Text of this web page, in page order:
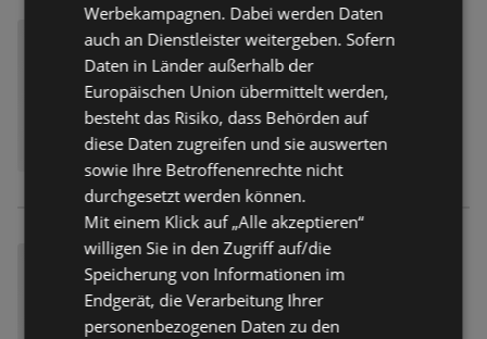
Werbekampagnen. Dabei werden Daten
auch an Dienstleister weitergeben. Sofern
Daten in Länder außerhalb der
Europäischen Union übermittelt werden,
besteht das Risiko, dass Behörden auf
diese Daten zugreifen und sie auswerten
sowie Ihre Betroffenenrechte nicht
durchgesetzt werden können.
Mit einem Klick auf „Alle akzeptieren“
willigen Sie in den Zugriff auf/die
Speicherung von Informationen im
Endgerät, die Verarbeitung Ihrer
personenbezogenen Daten zu den